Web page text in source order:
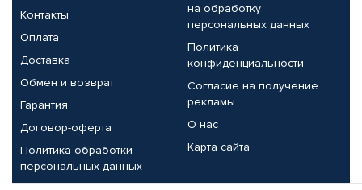
Контакты
Оплата
Доставка
Обмен и возврат
Гарантия
Договор-оферта
Политика обработки
персональных данных
на обработку
персональных данных
Политика
конфиденциальности
Согласие на получение
рекламы
О нас
Карта сайта